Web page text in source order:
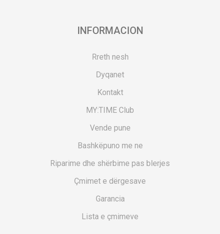
INFORMACION
Rreth nesh
Dyqanet
Kontakt
MY:TIME Club
Vende pune
Bashkëpuno me ne
Riparime dhe shërbime pas blerjes
Çmimet e dërgesave
Garancia
Lista e çmimeve